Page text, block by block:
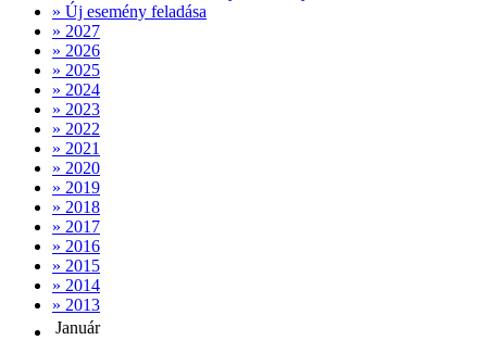
» Új esemény feladása
» 2027
» 2026
» 2025
» 2024
» 2023
» 2022
» 2021
» 2020
» 2019
» 2018
» 2017
» 2016
» 2015
» 2014
» 2013
Január